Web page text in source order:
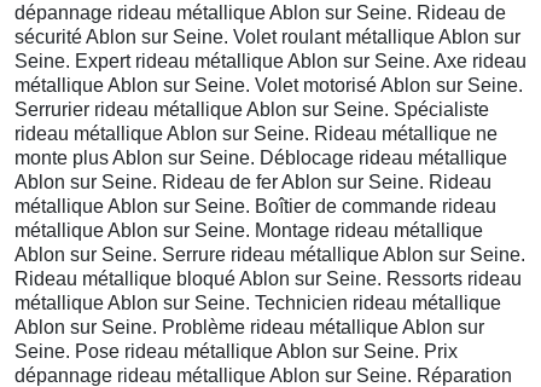
dépannage rideau métallique Ablon sur Seine. Rideau de
sécurité Ablon sur Seine. Volet roulant métallique Ablon sur
Seine. Expert rideau métallique Ablon sur Seine. Axe rideau
métallique Ablon sur Seine. Volet motorisé Ablon sur Seine.
Serrurier rideau métallique Ablon sur Seine. Spécialiste
rideau métallique Ablon sur Seine. Rideau métallique ne
monte plus Ablon sur Seine. Déblocage rideau métallique
Ablon sur Seine. Rideau de fer Ablon sur Seine. Rideau
métallique Ablon sur Seine. Boîtier de commande rideau
métallique Ablon sur Seine. Montage rideau métallique
Ablon sur Seine. Serrure rideau métallique Ablon sur Seine.
Rideau métallique bloqué Ablon sur Seine. Ressorts rideau
métallique Ablon sur Seine. Technicien rideau métallique
Ablon sur Seine. Problème rideau métallique Ablon sur
Seine. Pose rideau métallique Ablon sur Seine. Prix
dépannage rideau métallique Ablon sur Seine. Réparation